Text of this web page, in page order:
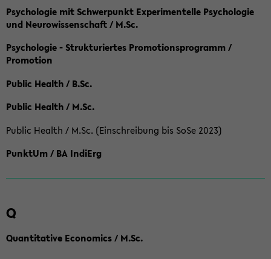
Psychologie mit Schwerpunkt Experimentelle Psychologie
und Neurowissenschaft / M.Sc.
Psychologie - Strukturiertes Promotionsprogramm /
Promotion
Public Health / B.Sc.
Public Health / M.Sc.
Public Health / M.Sc. (Einschreibung bis SoSe 2023)
PunktUm / BA IndiErg
Q
Quantitative Economics / M.Sc.